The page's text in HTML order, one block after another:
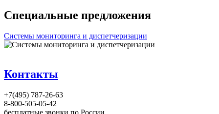
Специальные предложения
Системы мониторинга и диспетчеризации
Контакты
+7(495) 787-26-63
8-800-505-05-42
бесплатные звонки по России